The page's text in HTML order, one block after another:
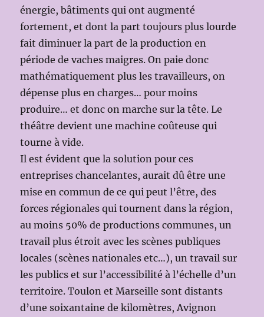
énergie, bâtiments qui ont augmenté
fortement, et dont la part toujours plus lourde
fait diminuer la part de la production en
période de vaches maigres. On paie donc
mathématiquement plus les travailleurs, on
dépense plus en charges… pour moins
produire… et donc on marche sur la tête. Le
théâtre devient une machine coûteuse qui
tourne à vide.
Il est évident que la solution pour ces
entreprises chancelantes, aurait dû être une
mise en commun de ce qui peut l’être, des
forces régionales qui tournent dans la région,
au moins 50% de productions communes, un
travail plus étroit avec les scènes publiques
locales (scènes nationales etc…), un travail sur
les publics et sur l’accessibilité à l’échelle d’un
territoire. Toulon et Marseille sont distants
d’une soixantaine de kilomètres, Avignon